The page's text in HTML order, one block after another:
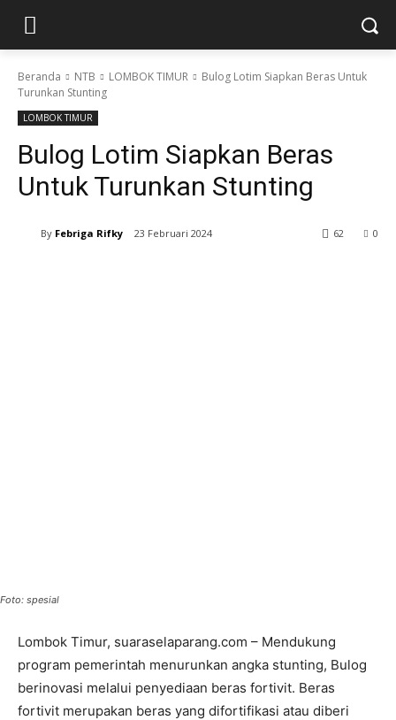
Beranda NTB LOMBOK TIMUR
Bulog Lotim Siapkan Beras Untuk
Turunkan Stunting
LOMBOK TIMUR
Bulog Lotim Siapkan Beras
Untuk Turunkan Stunting
By Febriga Rifky 23 Februari 2024 0
62
Foto: spesial
Lombok Timur, suaraselaparang.com – Mendukung
program pemerintah menurunkan angka stunting, Bulog
berinovasi melalui penyediaan beras fortivit. Beras
fortivit merupakan beras yang difortifikasi atau diberi